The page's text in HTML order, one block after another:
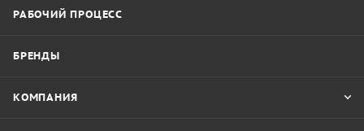
РАБОЧИЙ ПРОЦЕСС
БРЕНДЫ
КОМПАНИЯ